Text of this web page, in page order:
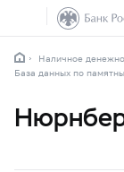
Наличное
База данных по